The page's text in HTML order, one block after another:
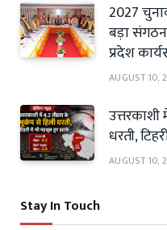
2027
बड़ा
प्रदेश
AUGUST 10,
धरती,
AUGUST 10,
Stay In Touch